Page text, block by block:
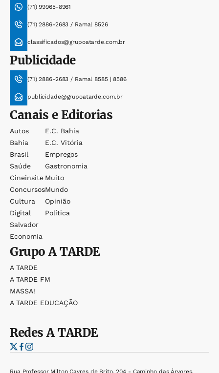
(71) 99965-8961
(71) 2886-2683 / Ramal 8526
classificados@grupoatarde.com.br
Publicidade
(71) 2886-2683 / Ramal 8585 | 8586
publicidade@grupoatarde.com.br
Canais e Editorias
Autos
Bahia
Brasil
Saúde
Cineinsite
Concursos
Cultura
Digital
Salvador
Economia
E.c. Bahia
E.c. Vitória
Empregos
Gastronomia
Muito
Mundo
Opinião
Política
GrupoA TARDE
A TARDE
A TARDE FM
MASSA!
A TARDE EDUCAÇÃO
RedesA TARDE
Rua Professor Milton Cayres de Brito, 204 - Caminho das Árvores,